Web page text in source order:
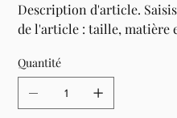
Description d'article.
de l'article : taille, matière
Quantité